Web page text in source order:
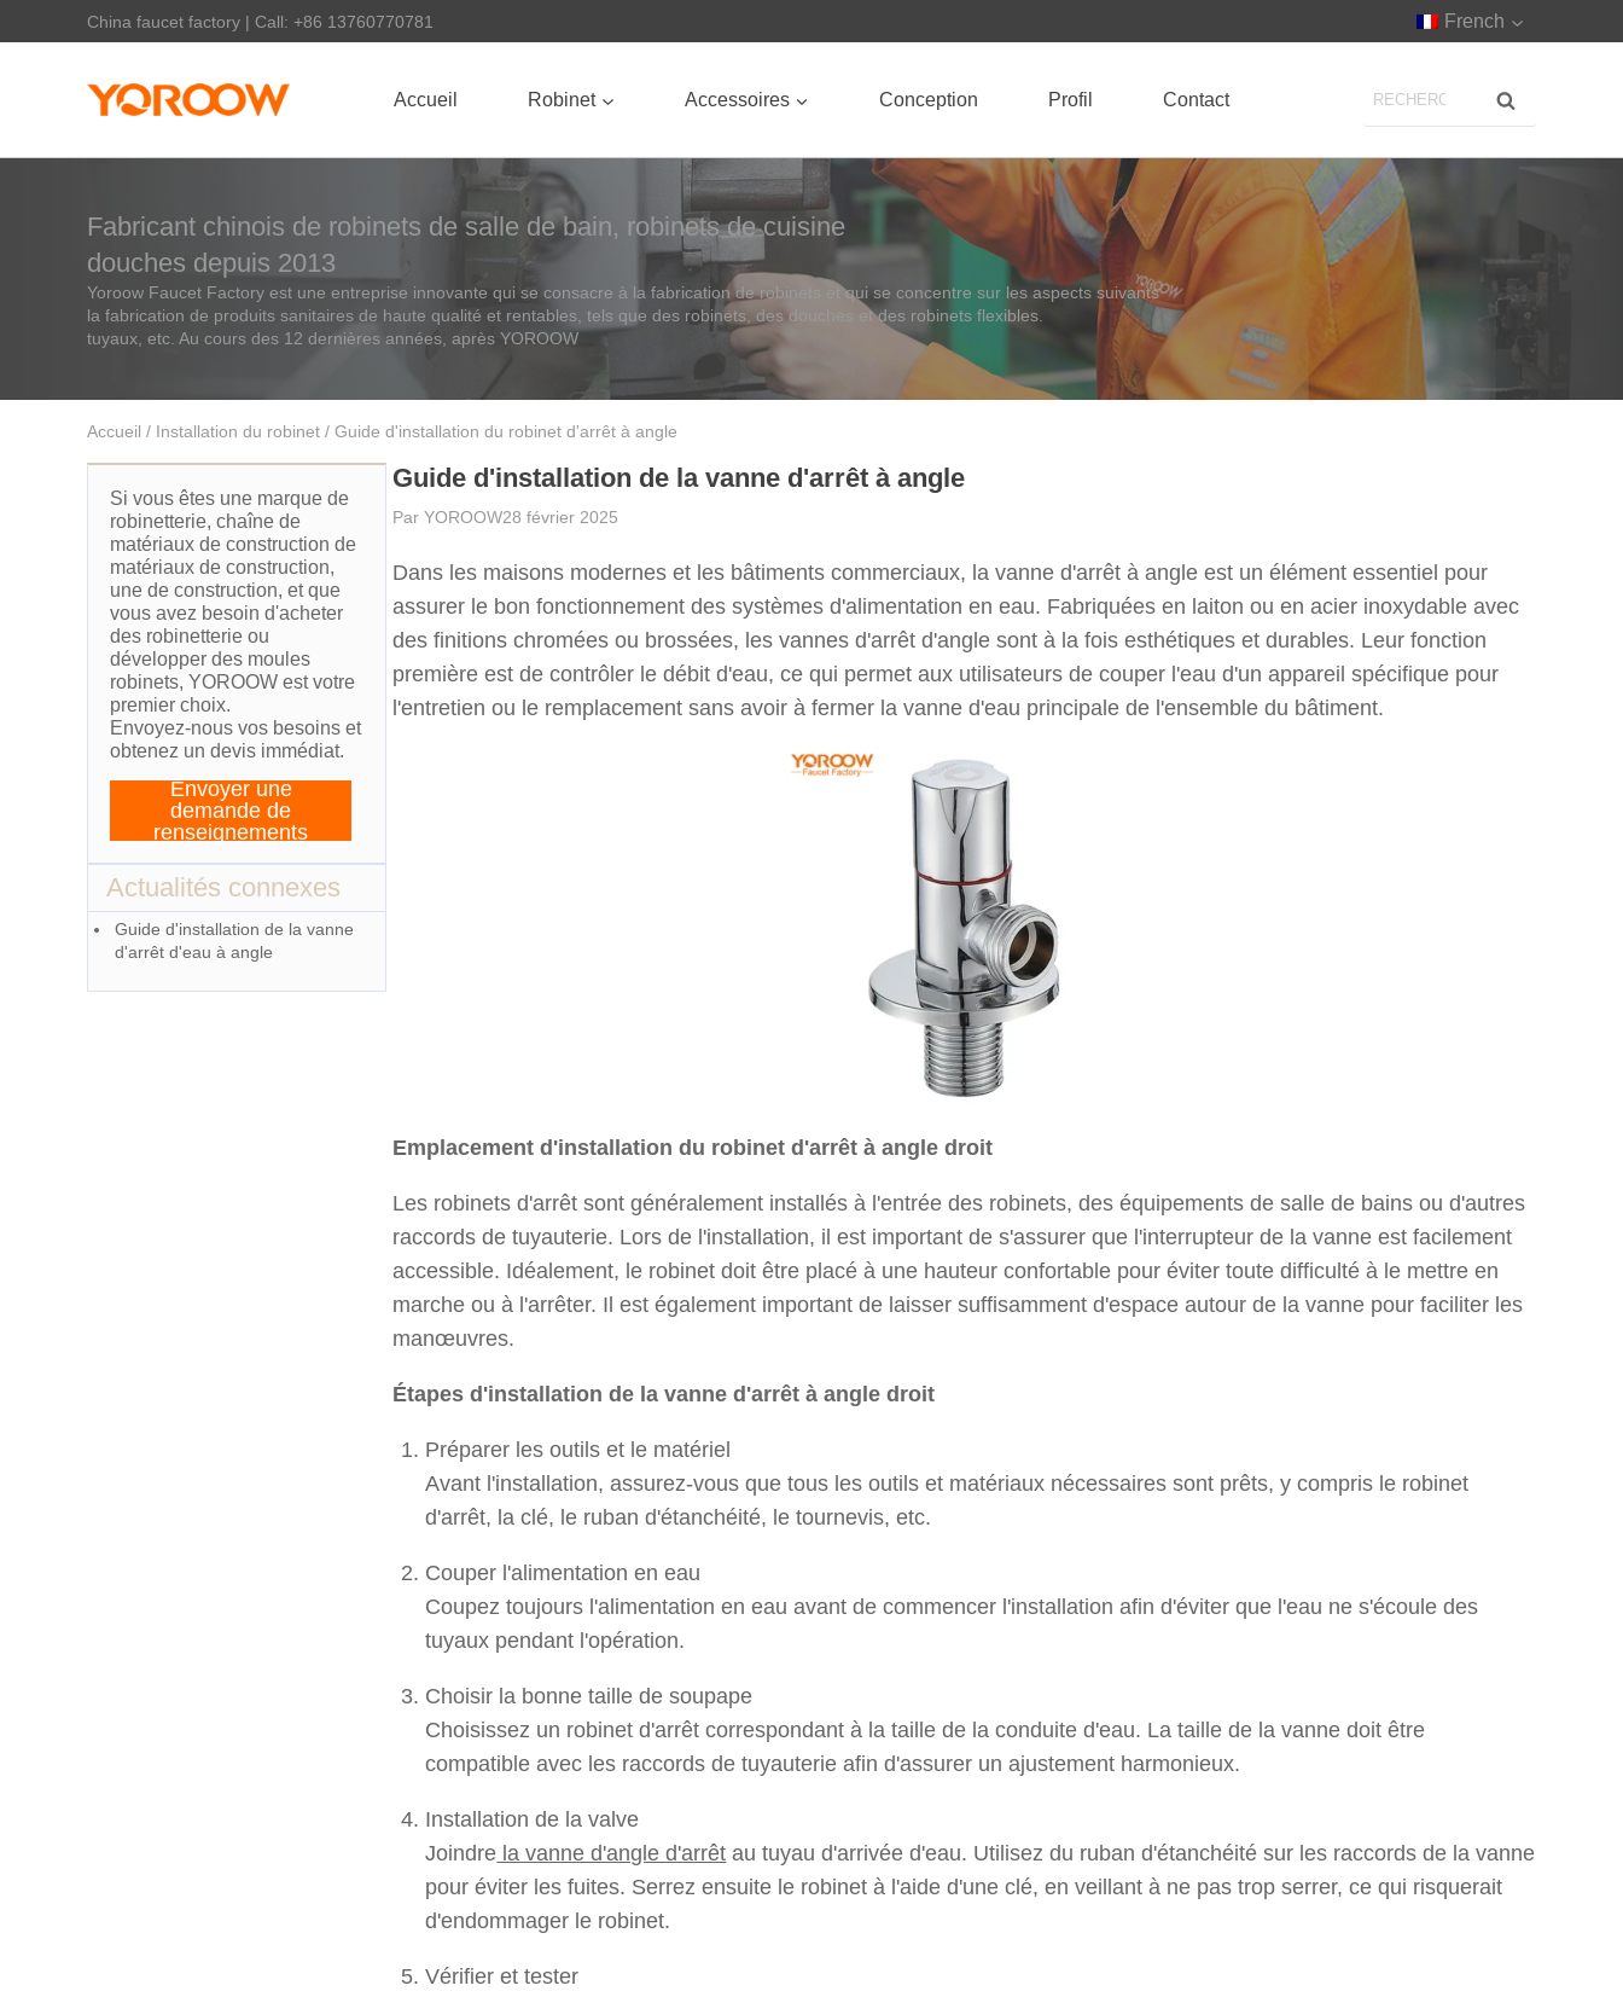
China faucet factory | Call: +86 13760770781 French
Accueil Robinet Accessoires Conception Profil Contact
Fabricant chinois de robinets de salle de bain, robinets de cuisine
douches depuis 2013
Yoroow Faucet Factory est une entreprise innovante qui se consacre à la fabrication de robinets et qui se concentre sur les aspects suivants
la fabrication de produits sanitaires de haute qualité et rentables, tels que des robinets, des douches et des robinets flexibles.
tuyaux, etc. Au cours des 12 dernières années, après YOROOW
Accueil / Installation du robinet / Guide d'installation du robinet d'arrêt à angle
Si vous êtes une marque de
robinetterie, chaîne de
matériaux de construction de
matériaux de construction,
une de construction, et que
vous avez besoin d'acheter
des robinetterie ou
développer des moules
robinets, YOROOW est votre
premier choix.
Envoyez-nous vos besoins et
obtenez un devis immédiat.
Envoyer une
demande de
renseignements
Actualités connexes
Guide d'installation de la vanne
d'arrêt d'eau à angle
Guide d'installation de la vanne d'arrêt à angle
Par YOROOW28 février 2025
Dans les maisons modernes et les bâtiments commerciaux, la vanne d'arrêt à angle est un élément essentiel pour
assurer le bon fonctionnement des systèmes d'alimentation en eau. Fabriquées en laiton ou en acier inoxydable avec
des finitions chromées ou brossées, les vannes d'arrêt d'angle sont à la fois esthétiques et durables. Leur fonction
première est de contrôler le débit d'eau, ce qui permet aux utilisateurs de couper l'eau d'un appareil spécifique pour
l'entretien ou le remplacement sans avoir à fermer la vanne d'eau principale de l'ensemble du bâtiment.
Emplacement d'installation du robinet d'arrêt à angle droit
Les robinets d'arrêt sont généralement installés à l'entrée des robinets, des équipements de salle de bains ou d'autres
raccords de tuyauterie. Lors de l'installation, il est important de s'assurer que l'interrupteur de la vanne est facilement
accessible. Idéalement, le robinet doit être placé à une hauteur confortable pour éviter toute difficulté à le mettre en
marche ou à l'arrêter. Il est également important de laisser suffisamment d'espace autour de la vanne pour faciliter les
manœuvres.
Étapes d'installation de la vanne d'arrêt à angle droit
Préparer les outils et le matériel
Avant l'installation, assurez-vous que tous les outils et matériaux nécessaires sont prêts, y compris le robinet
d'arrêt, la clé, le ruban d'étanchéité, le tournevis, etc.
Couper l'alimentation en eau
Coupez toujours l'alimentation en eau avant de commencer l'installation afin d'éviter que l'eau ne s'écoule des
tuyaux pendant l'opération.
Choisir la bonne taille de soupape
Choisissez un robinet d'arrêt correspondant à la taille de la conduite d'eau. La taille de la vanne doit être
compatible avec les raccords de tuyauterie afin d'assurer un ajustement harmonieux.
Installation de la valve
Joindre la vanne d'angle d'arrêt au tuyau d'arrivée d'eau. Utilisez du ruban d'étanchéité sur les raccords de la vanne
pour éviter les fuites. Serrez ensuite le robinet à l'aide d'une clé, en veillant à ne pas trop serrer, ce qui risquerait
d'endommager le robinet.
Vérifier et tester